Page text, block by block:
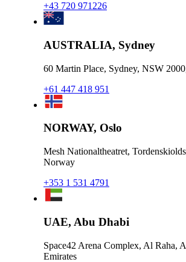
+43 720 971226
AUSTRALIA, Sydney
60 Martin Place, Sydney, NSW
+61 447 418 951
NORWAY, Oslo
Mesh Nationaltheatret,
Norway
+353 1 531 4791
UAE, Abu Dhabi
Space42 Arena Complex, Al Raha,
Emirates